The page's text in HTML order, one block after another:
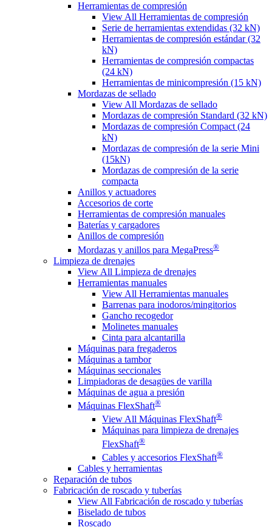
Herramientas de compresión
View All Herramientas de compresión
Serie de herramientas extendidas (32 kN)
Herramientas de compresión estándar (32
kN)
Herramientas de compresión compactas
(24 kN)
Herramientas de minicompresión (15 kN)
Mordazas de sellado
View All Mordazas de sellado
Mordazas de compresión Standard (32 kN)
Mordazas de compresión Compact (24
kN)
Mordazas de compresión de la serie Mini
(15kN)
Mordazas de compresión de la serie
compacta
Anillos y actuadores
Accesorios de corte
Herramientas de compresión manuales
Baterías y cargadores
Anillos de compresión
Mordazas y anillos para MegaPress®
Limpieza de drenajes
View All Limpieza de drenajes
Herramientas manuales
View All Herramientas manuales
Barrenas para inodoros/mingitorios
Gancho recogedor
Molinetes manuales
Cinta para alcantarilla
Máquinas para fregaderos
Máquinas a tambor
Máquinas seccionales
Limpiadoras de desagües de varilla
Máquinas de agua a presión
Máquinas FlexShaft®
View All Máquinas FlexShaft®
Máquinas para limpieza de drenajes
FlexShaft®
Cables y accesorios FlexShaft®
Cables y herramientas
Reparación de tubos
Fabricación de roscado y tuberías
View All Fabricación de roscado y tuberías
Biselado de tubos
Roscado